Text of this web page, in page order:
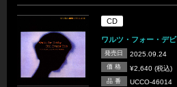
CD
ワルツ・フォー・デ
発売日 2025.09.24
価 格 ¥2,640 (税込)
品 番 UCCO-46014